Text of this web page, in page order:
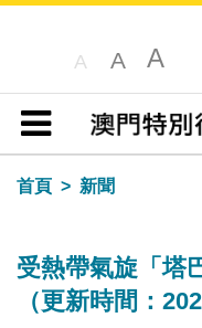
A A A
目錄
首頁
新聞
受熱帶氣旋「塔
（更新時間：